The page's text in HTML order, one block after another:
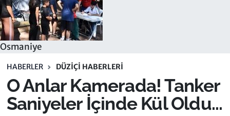
Osmaniye
HABERLER DÜZIÇI HABERLERI
O Anlar Kamerada! Tanker
Saniyeler İçinde Kül Oldu...
Tüm Manşetler
Son Dakika Haberleri